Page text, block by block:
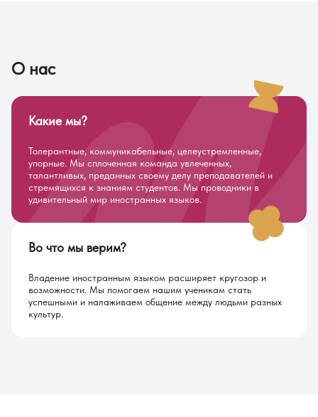
О нас
Какие мы?
Толерантные, коммуникабельные, целеустремленные,
упорные. Мы сплоченная команда увлеченных,
талантливых, преданных своему делу преподавателей и
стремящихся к знаниям студентов. Мы проводники в
удивительный мир иностранных языков.
Во что мы верим?
Владение иностранным языком расширяет кругозор и
возможности. Мы помогаем нашим ученикам стать
успешными и налаживаем общение между людьми разных
культур.